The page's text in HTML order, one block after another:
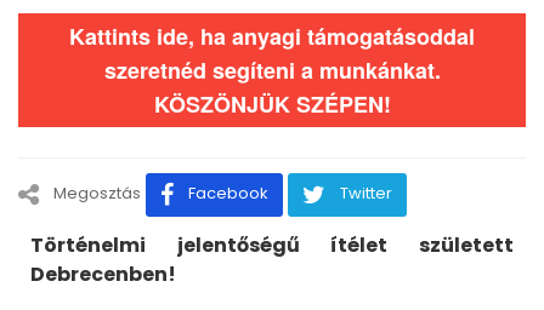
Kattints ide, ha anyagi támogatásoddal
szeretnéd segíteni a munkánkat.
KÖSZÖNJÜK SZÉPEN!
Megosztás Facebook Twitter
Történelmi jelentőségű ítélet született
Debrecenben!